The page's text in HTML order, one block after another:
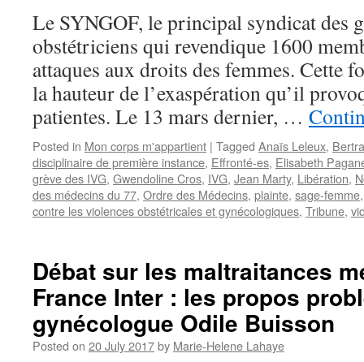
Le SYNGOF, le principal syndicat des
obstétriciens qui revendique 1600
attaques aux droits des femmes. Cette
la hauteur de l’exaspération qu’il
patientes. Le 13 mars dernier, …
Posted in Mon corps m'appartient | Tagged Anaïs Leleux,
disciplinaire de première instance, Effronté-es, Elisabeth
grève des IVG, Gwendoline Cros, IVG, Jean Marty, Libération,
des médecins du 77, Ordre des Médecins, plainte, sage-femme
contre les violences obstétricales et gynécologiques, Tribune,
Débat sur les maltraitances
France Inter : les propos
gynécologue Odile Buisson
Posted on 20 July 2017by Marie-Helene Lahaye